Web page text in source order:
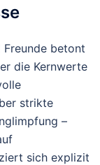
betont
die Kernwerte
strikte
–
sich explizit